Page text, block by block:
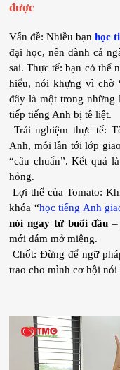
được
Vấn đề: Nhiều bạn học
đại học, nên dành cả
sai. Thực tế: bạn có thể
hiểu, nói khựng vì chờ
đây là một trong
tiếp tiếng Anh bị tê liệt.
Anh, mỗi lần tới lớp
“câu chuẩn”. Kết quả
hỏng.
khóa “học tiếng Anh
nói ngay từ buổi đầu –
mới dám mở miệng.
Chốt: Đừng để ngữ pháp trở thành cái búa tạ đè bạn xuống. Hãy
trao cho mình cơ hội nói